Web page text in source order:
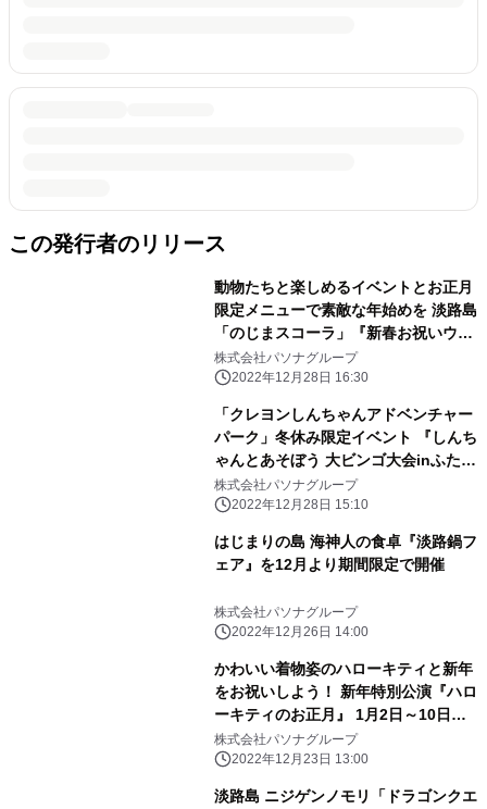
この発行者のリリース
動物たちと楽しめるイベントとお正月
限定メニューで素敵な年始めを 淡路島
「のじまスコーラ」『新春お祝いウィ
ーク』１月に開催
株式会社パソナグループ
2022年12月28日 16:30
「クレヨンしんちゃんアドベンチャー
パーク」冬休み限定イベント 『しんち
ゃんとあそぼう 大ビンゴ大会inふたば
幼稚園』1月1日～3日に開催！
株式会社パソナグループ
2022年12月28日 15:10
はじまりの島 海神人の食卓『淡路鍋フ
ェア』を12月より期間限定で開催
株式会社パソナグループ
2022年12月26日 14:00
かわいい着物姿のハローキティと新年
をお祝いしよう！ 新年特別公演『ハロ
ーキティのお正月』 1月2日～10日開
催
株式会社パソナグループ
2022年12月23日 13:00
淡路島 ニジゲンノモリ「ドラゴンクエ